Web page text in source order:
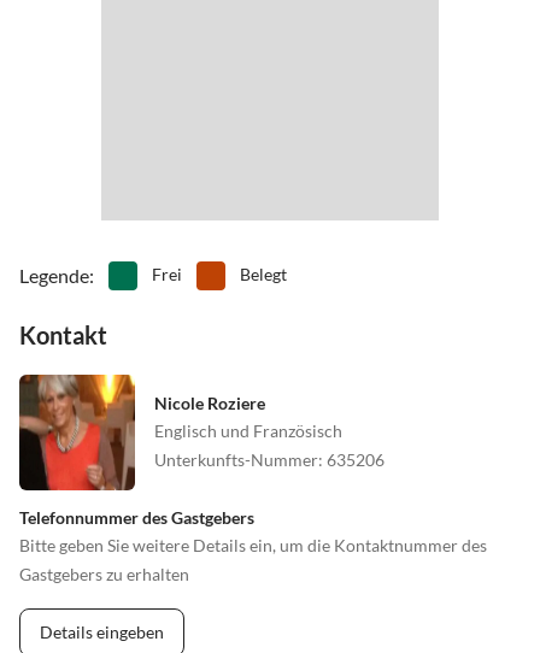
Legende: Frei Belegt
Kontakt
Nicole Roziere
Englisch und Französisch
Unterkunfts-Nummer: 635206
Telefonnummer des Gastgebers
Bitte geben Sie weitere Details ein, um die Kontaktnummer des
Gastgebers zu erhalten
Details eingeben